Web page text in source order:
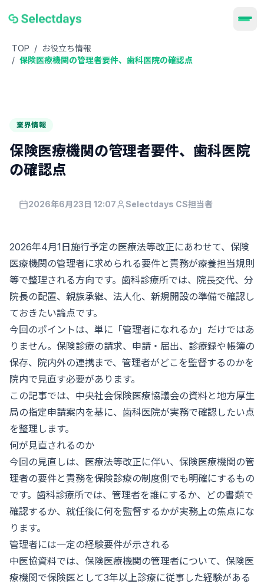
TOP / お役立ち情報
/ 保険医療機関の管理者要件、歯科医院の確認点
業界情報
保険医療機関の管理者要件、歯科医院
の確認点
2026年6月23日 12:07 Selectdays CS担当者
2026年4月1日施行予定の医療法等改正にあわせて、保険
医療機関の管理者に求められる要件と責務が療養担当規則
等で整理される方向です。歯科診療所では、院長交代、分
院長の配置、親族承継、法人化、新規開設の準備で確認し
ておきたい論点です。
今回のポイントは、単に「管理者になれるか」だけではあ
りません。保険診療の請求、申請・届出、診療録や帳簿の
保存、院内外の連携まで、管理者がどこを監督するのかを
院内で見直す必要があります。
この記事では、中央社会保険医療協議会の資料と地方厚生
局の指定申請案内を基に、歯科医院が実務で確認したい点
を整理します。
何が見直されるのか
今回の見直しは、医療法等改正に伴い、保険医療機関の管
理者の要件と責務を保険診療の制度側でも明確にするもの
です。歯科診療所では、管理者を誰にするか、どの書類で
確認するか、就任後に何を監督するかが実務上の焦点にな
ります。
管理者には一定の経験要件が示される
中医協資料では、保険医療機関の管理者について、保険医
療機関で保険医として3年以上診療に従事した経験がある